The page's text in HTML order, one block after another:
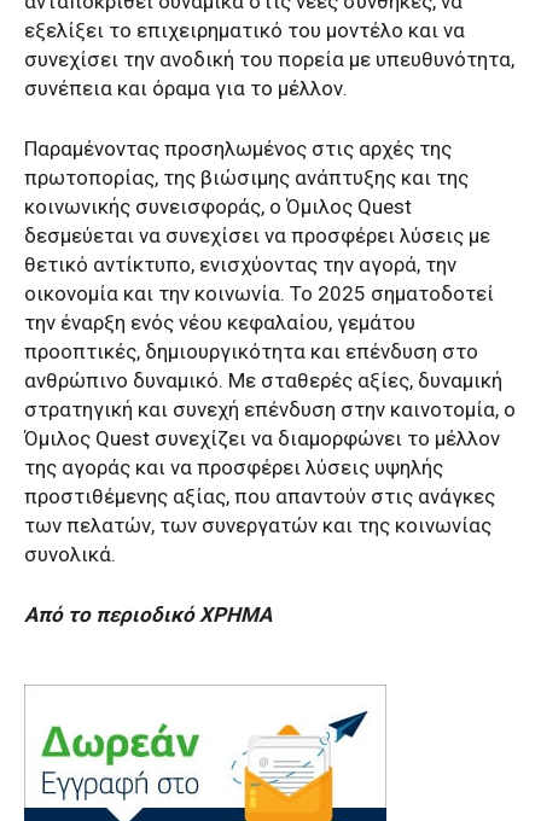
εξελίξει το επιχειρηματικό του μοντέλο και να
συνεχίσει την ανοδική του πορεία με υπευθυνότητα,
συνέπεια και όραμα για το μέλλον.
Παραμένοντας προσηλωμένος στις αρχές της
πρωτοπορίας, της βιώσιμης ανάπτυξης και της
κοινωνικής συνεισφοράς, ο Όμιλος Quest
δεσμεύεται να συνεχίσει να προσφέρει λύσεις με
θετικό αντίκτυπο, ενισχύοντας την αγορά, την
οικονομία και την κοινωνία. Το 2025 σηματοδοτεί
την έναρξη ενός νέου κεφαλαίου, γεμάτου
προοπτικές, δημιουργικότητα και επένδυση στο
ανθρώπινο δυναμικό. Με σταθερές αξίες, δυναμική
στρατηγική και συνεχή επένδυση στην καινοτομία, ο
Όμιλος Quest συνεχίζει να διαμορφώνει το μέλλον
της αγοράς και να προσφέρει λύσεις υψηλής
προστιθέμενης αξίας, που απαντούν στις ανάγκες
των πελατών, των συνεργατών και της κοινωνίας
συνολικά.
Από το περιοδικό ΧΡΗΜΑ